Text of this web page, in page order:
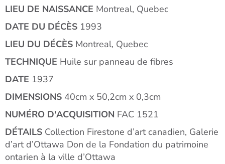
LIEU DE NAISSANCE Montreal, Quebec
DATE DU DÉCÈS 1993
LIEU DU DÉCÈS Montreal, Quebec
TECHNIQUE Huile sur panneau de fibres
DATE 1937
DIMENSIONS 40cm x 50,2cm x 0,3cm
NUMÉRO D'ACQUISITION FAC 1521
DÉTAILS Collection Firestone d’art canadien, Galerie
d’art d’Ottawa Don de la Fondation du patrimoine
ontarien à la ville d’Ottawa